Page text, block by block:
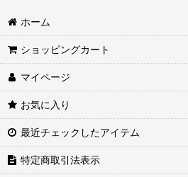
ホーム
ショッピングカート
マイページ
お気に入り
最近チェックしたアイテム
特定商取引法表示